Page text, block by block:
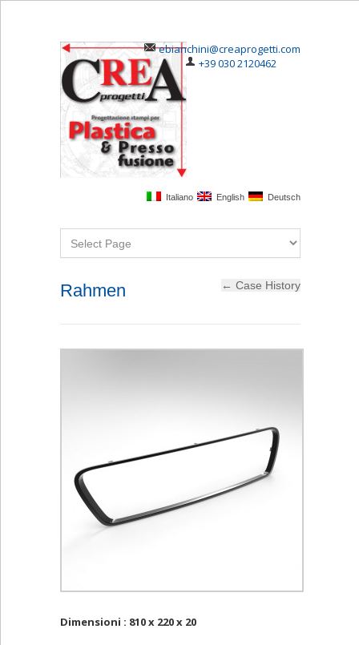
ebianchini@creaprogetti.com
+39 030 2120462
Italiano English Deutsch
Rahmen
Dimensioni : 810 x 220 x 20